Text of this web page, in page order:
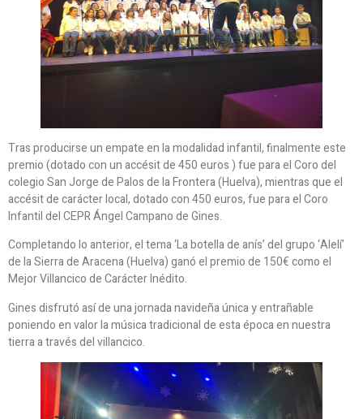
Tras producirse un empate en la modalidad infantil, finalmente este
premio (dotado con un accésit de 450 euros ) fue para el Coro del
colegio San Jorge de Palos de la Frontera (Huelva), mientras que el
accésit de carácter local, dotado con 450 euros, fue para el Coro
Infantil del CEPR Ángel Campano de Gines.
Completando lo anterior, el tema ‘La botella de anís’ del grupo ‘Alelí’
de la Sierra de Aracena (Huelva) ganó el premio de 150€ como el
Mejor Villancico de Carácter Inédito.
Gines disfrutó así de una jornada navideña única y entrañable
poniendo en valor la música tradicional de esta época en nuestra
tierra a través del villancico.